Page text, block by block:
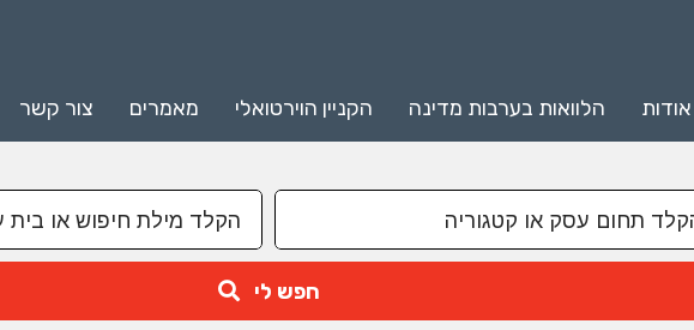
אודות הלוואות בערבות מדינה הקניין הוירטואלי מאמרים צור קשר
חפש לי